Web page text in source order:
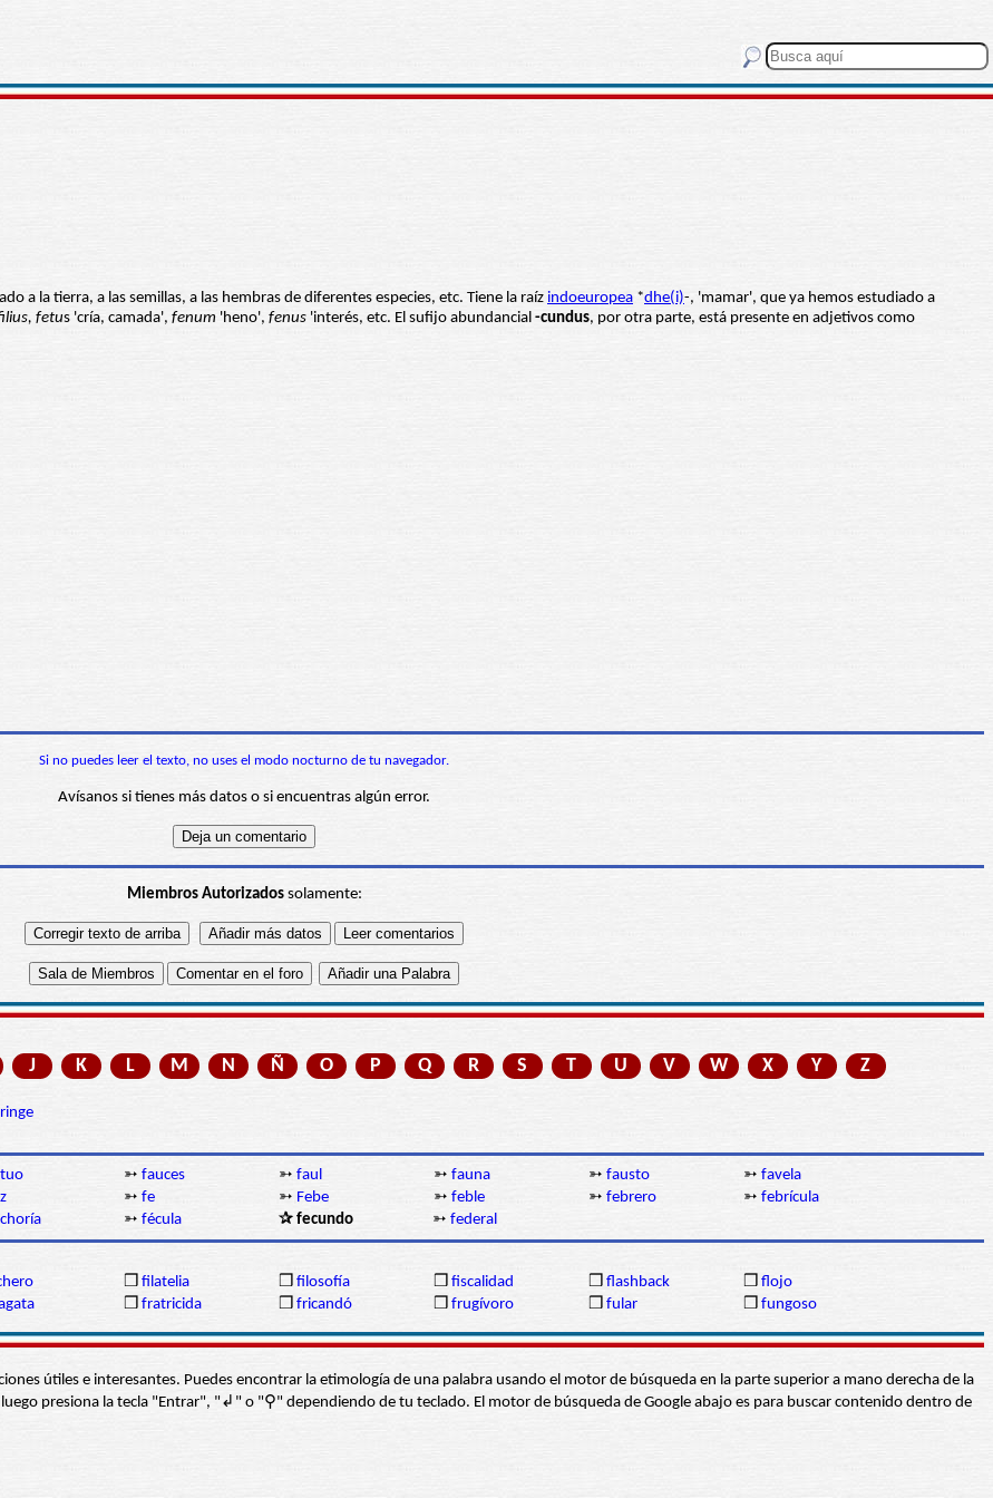
a la tierra, a las semillas, a las hembras de diferentes especies, etc. Tiene la raíz indoeuropea *dhe(i)-, 'mamar', que ya hemos estudiado a
fetus 'cría, camada', fenum 'heno', fenus 'interés, etc. El sufijo abundancial -cundus, por otra parte, está presente en adjetivos como
Si no puedes leer el texto, no uses el modo nocturno de tu navegador.
Avísanos si tienes más datos o si encuentras algún error.
Miembros Autorizadossolamente:
J K L M N Ñ O P Q R S T U V W X Y Z
➳ fauces ➳ faul ➳ fauna ➳ fausto ➳ favela
➳ fe ➳ Febe ➳ feble ➳ febrero ➳ febrícula
➳ fécula ✰ fecundo ➳ federal
❒ filatelia ❒ filosofía ❒ fiscalidad ❒ flashback ❒ flojo
❒ fratricida ❒ fricandó ❒ frugívoro ❒ fular ❒ fungoso
útiles e interesantes. Puedes encontrar la etimología de una palabra usando el motor de búsqueda en la parte superior a mano derecha de la
luego presiona la tecla "Entrar", "↲" o "⚲" dependiendo de tu teclado. El motor de búsqueda de Google abajo es para buscar contenido dentro de